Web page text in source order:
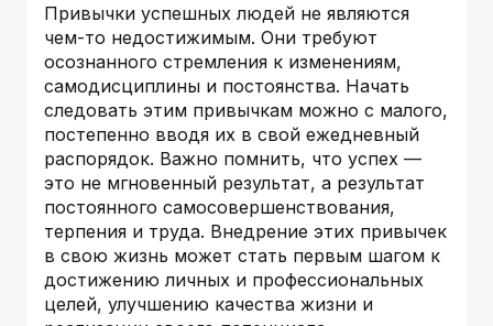
Привычки успешных людей не являются
чем-то недостижимым. Они требуют
осознанного стремления к изменениям,
самодисциплины и постоянства. Начать
следовать этим привычкам можно с малого,
постепенно вводя их в свой ежедневный
распорядок. Важно помнить, что успех —
это не мгновенный результат, а результат
постоянного самосовершенствования,
терпения и труда. Внедрение этих привычек
в свою жизнь может стать первым шагом к
достижению личных и профессиональных
целей, улучшению качества жизни и